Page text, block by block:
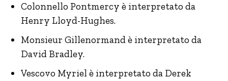
Colonnello Pontmercy è interpretato da
Henry Lloyd-Hughes.
Monsieur Gillenormand è interpretato da
David Bradley.
Vescovo Myriel è interpretato da Derek